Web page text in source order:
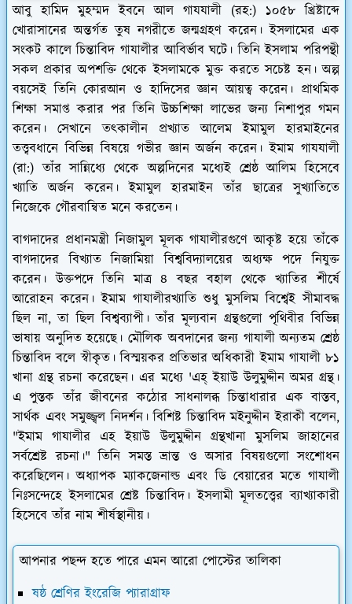
আবু হামিদ মুহম্মদ ইবনে আল গাযযালী (রহ:) ১০৫৮ খ্রিষ্টাব্দে
খোরাসানের অন্তর্গত তুষ নগরীতে জন্মগ্রহণ করেন। ইসলামের এক
সংকট কালে চিন্তাবিদ গাযালীর আবির্ভাব ঘটে। তিনি ইসলাম পরিপন্থী
সকল প্রকার অপশক্তি থেকে ইসলামকে মুক্ত করতে সচেষ্ট হন। অল্প
বয়সেই তিনি কোরআন ও হাদিসের জ্ঞান আয়ত্ব করেন। প্রাথমিক
শিক্ষা সমাপ্ত করার পর তিনি উচ্চশিক্ষা লাভের জন্য নিশাপুর গমন
করেন। সেখানে তৎকালীন প্রখ্যাত আলেম ইমামুল হারমাইনের
তত্ত্ববধানে বিভিন্ন বিষয়ে গভীর জ্ঞান অর্জন করেন। ইমাম গাযযালী
(রা:) তাঁর সান্নিধ্যে থেকে অল্পদিনের মধ্যেই শ্রেষ্ঠ আলিম হিসেবে
খ্যাতি অর্জন করেন। ইমামুল হারমাইন তাঁর ছাত্রের সুখ্যাতিতে
নিজেকে গৌরবান্বিত মনে করতেন।
বাগদাদের প্রধানমন্ত্রী নিজামুল মূলক গাযালীরগুণে আকৃষ্ট হয়ে তাঁকে
বাগদাদের বিখ্যাত নিজামিয়া বিশ্ববিদ্যালয়ের অধ্যক্ষ পদে নিযুক্ত
করেন। উক্তপদে তিনি মাত্র ৪ বছর বহাল থেকে খ্যাতির শীর্ষে
আরোহন করেন। ইমাম গাযালীরখ্যাতি শুধু মুসলিম বিশ্বেই সীমাবদ্ধ
ছিল না, তা ছিল বিশ্বব্যাপী। তাঁর মূল্যবান গ্রন্থগুলো পৃথিবীর বিভিন্ন
ভাষায় অনুদিত হয়েছে। মৌলিক অবদানের জন্য গাযালী অন্যতম শ্রেষ্ঠ
চিন্তাবিদ বলে স্বীকৃত। বিস্ময়কর প্রতিভার অধিকারী ইমাম গাযালী ৮১
খানা গ্রন্থ রচনা করেছেন। এর মধ্যে 'এহ্ ইয়াউ উলুমুদ্দীন অমর গ্রন্থ।
এ পুস্তক তাঁর জীবনের কঠোর সাধনালব্ধ চিন্তাধারার এক বাস্তব,
সার্থক এবং সমুজ্জ্বল নিদর্শন। বিশিষ্ট চিন্তাবিদ মইনুদ্দীন ইরাকী বলেন,
"ইমাম গাযালীর এহ ইয়াউ উলুমুদ্দীন গ্রন্থখানা মুসলিম জাহানের
সর্বশ্রেষ্ট রচনা।" তিনি সমস্ত ভ্রান্ত ও অসার বিষয়গুলো সংশোধন
করেছিলেন। অধ্যাপক ম্যাকজেনাল্ড এবং ডি বেয়ারের মতে গাযালী
নিঃসন্দেহে ইসলামের শ্রেষ্ট চিন্তাবিদ। ইসলামী মূলতত্ত্বের ব্যাখ্যাকারী
হিসেবে তাঁর নাম শীর্ষস্থানীয়।
আপনার পছন্দ হতে পারে এমন আরো পোস্টের তালিকা
ষষ্ঠ শ্রেণির ইংরেজি প্যারাগ্রাফ